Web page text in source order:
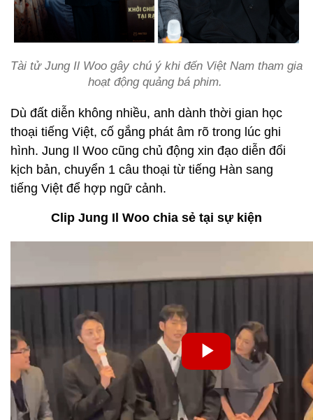
Tài tử Jung Il Woo gây chú ý khi đến Việt Nam tham gia
hoạt động quảng bá phim.
Dù đất diễn không nhiều, anh dành thời gian học
thoại tiếng Việt, cố gắng phát âm rõ trong lúc ghi
hình. Jung Il Woo cũng chủ động xin đạo diễn đổi
kịch bản, chuyển 1 câu thoại từ tiếng Hàn sang
tiếng Việt để hợp ngữ cảnh.
Clip Jung Il Woo chia sẻ tại sự kiện